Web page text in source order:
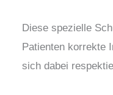
Diese spezielle
Patienten korrekte
sich dabei